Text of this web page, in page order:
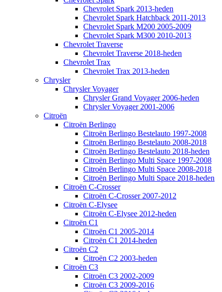
Chevrolet Spark 2013-heden
Chevrolet Spark Hatchback 2011-2013
Chevrolet Spark M200 2005-2009
Chevrolet Spark M300 2010-2013
Chevrolet Traverse
Chevrolet Traverse 2018-heden
Chevrolet Trax
Chevrolet Trax 2013-heden
Chrysler
Chrysler Voyager
Chrysler Grand Voyager 2006-heden
Chrysler Voyager 2001-2006
Citroën
Citroën Berlingo
Citroën Berlingo Bestelauto 1997-2008
Citroën Berlingo Bestelauto 2008-2018
Citroën Berlingo Bestelauto 2018-heden
Citroën Berlingo Multi Space 1997-2008
Citroën Berlingo Multi Space 2008-2018
Citroën Berlingo Multi Space 2018-heden
Citroën C-Crosser
Citroën C-Crosser 2007-2012
Citroën C-Elysee
Citroën C-Elysee 2012-heden
Citroën C1
Citroën C1 2005-2014
Citroën C1 2014-heden
Citroën C2
Citroën C2 2003-heden
Citroën C3
Citroën C3 2002-2009
Citroën C3 2009-2016